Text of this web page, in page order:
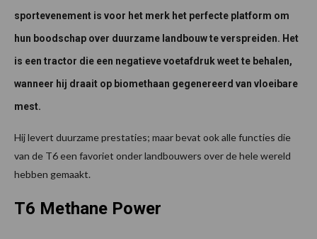
sportevenement is voor het merk het perfecte platform om
hun boodschap over duurzame landbouw te verspreiden. Het
is een tractor die een negatieve voetafdruk weet te behalen,
wanneer hij draait op biomethaan gegenereerd van vloeibare
mest.
Hij levert duurzame prestaties; maar bevat ook alle functies die
van de T6 een favoriet onder landbouwers over de hele wereld
hebben gemaakt.
T6 Methane Power